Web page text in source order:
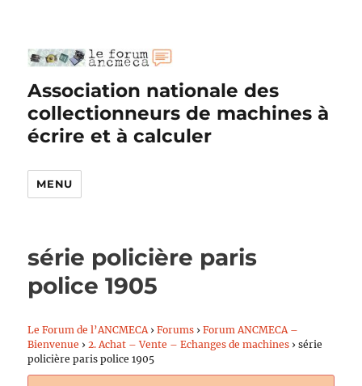
Association nationale des
collectionneurs de machines à
écrire et à calculer
MENU
série policière paris
police 1905
Le Forum de l’ANCMECA › Forums › Forum ANCMECA –
Bienvenue › 2. Achat – Vente – Echanges de machines › série
policière paris police 1905